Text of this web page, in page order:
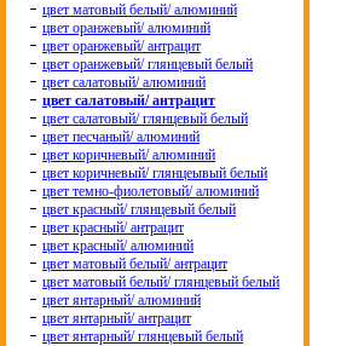
цвет матовый белый/ алюминий
цвет оранжевый/ алюминий
цвет оранжевый/ антрацит
цвет оранжевый/ глянцевый белый
цвет салатовый/ алюминий
цвет салатовый/ антрацит
цвет салатовый/ глянцевый белый
цвет песчаный/ алюминий
цвет коричневый/ алюминий
цвет коричневый/ глянцеывый белый
цвет темно-фиолетовый/ алюминий
цвет красный/ глянцевый белый
цвет красный/ антрацит
цвет красный/ алюминий
цвет матовый белый/ антрацит
цвет матовый белый/ глянцевый белый
цвет янтарный/ алюминий
цвет янтарный/ антрацит
цвет янтарный/ глянцевый белый